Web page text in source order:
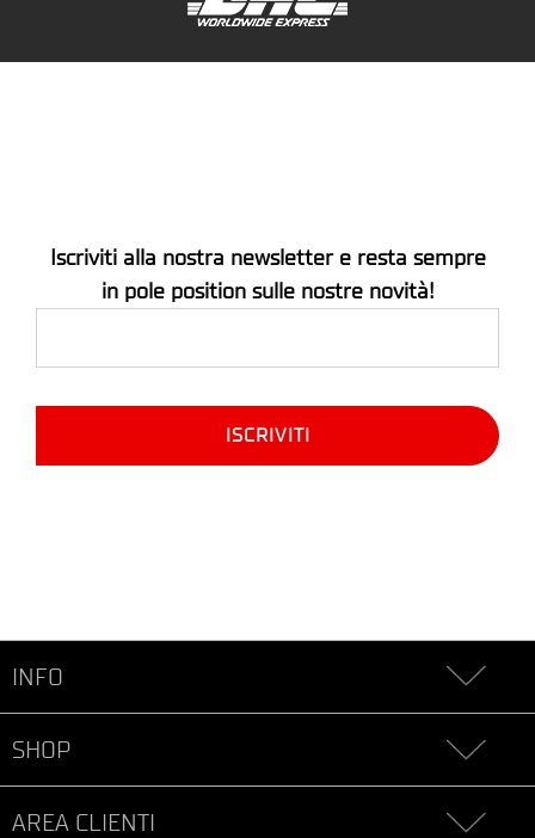
Iscriviti alla nostra newsletter e resta sempre
in pole position sulle nostre novità!
INFO
SHOP
AREA CLIENTI